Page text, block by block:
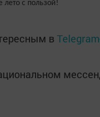
лето с пользой!
в